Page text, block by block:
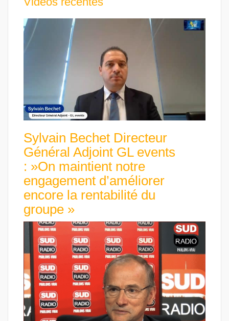
Sylvain Bechet Directeur
Général Adjoint GL events
: »On maintient notre
engagement d’améliorer
encore la rentabilité du
groupe »